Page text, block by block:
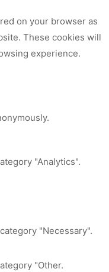
on your browser as
These cookies will
experience.
"Analytics".
"Necessary".
"Other.